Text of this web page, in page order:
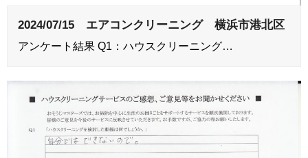
2024/07/15 エアコンクリーニング 横浜市港北区
アンケート結果 Q1：ハウスクリーニング…